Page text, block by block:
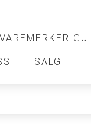
VAREMERKER
SALG